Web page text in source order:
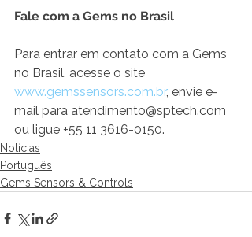
Fale com a Gems no Brasil
Para entrar em contato com a Gems
no Brasil, acesse o site
www.gemssensors.com.br, envie e-
mail para atendimento@sptech.com
ou ligue +55 11 3616-0150.
Notícias
Português
Gems Sensors & Controls